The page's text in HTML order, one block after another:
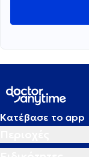
Κατέβασε το app